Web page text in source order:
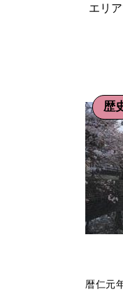
エリ
歴
暦仁元